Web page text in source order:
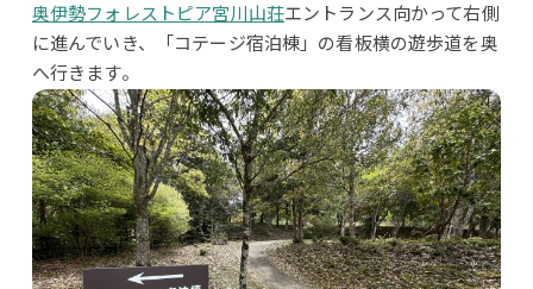
奥伊勢フォレストピア宮川山荘エントランス向かって右側
に進んでいき、「コテージ宿泊棟」の看板横の遊歩道を奥
へ行きます。